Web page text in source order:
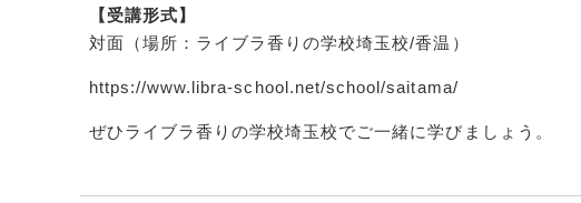
【受講形式】
対面（場所：ライブラ香りの学校埼玉校/香温）
https://www.libra-school.net/school/saitama/
ぜひライブラ香りの学校埼玉校でご一緒に学びましょう。